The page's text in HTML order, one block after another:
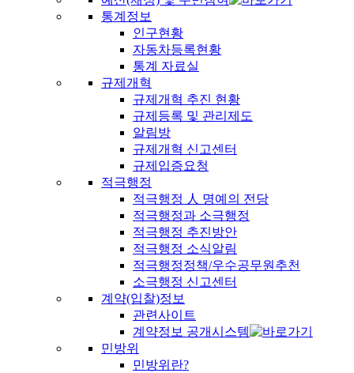
통계정보
인구현황
자동차등록현황
통계 자료실
규제개혁
규제개혁 추진 현황
규제등록 및 관리제도
알림방
규제개혁 신고센터
규제입증요청
적극행정
적극행정 人 명예의 전당
적극행정과 소극행정
적극행정 추진방안
적극행정 소식알림
적극행정정책/우수공무원추천
소극행정 신고센터
계약(입찰)정보
관련사이트
계약정보 공개시스템
민방위
민방위란?